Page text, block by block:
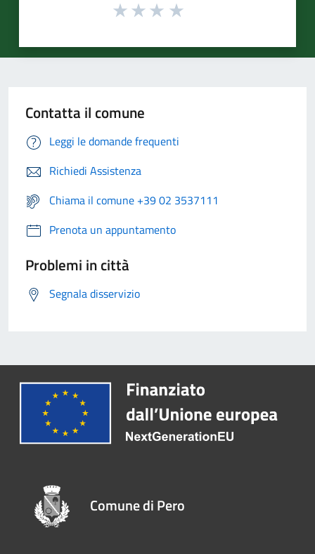
Contatta il comune
Leggi le domande frequenti
Richiedi Assistenza
Chiama il comune +39 02 3537111
Prenota un appuntamento
Problemi in città
Segnala disservizio
Comune di Pero